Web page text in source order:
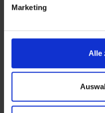
Marketing
Alle
Pilgern
Der Jakobsweg ist weltberühmt,
Pilgerstrecke jedes Jahr. Gerade
werden.